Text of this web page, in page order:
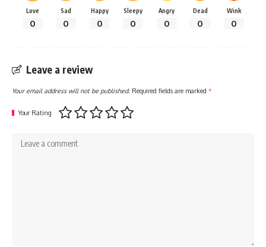
Love
0
Sad
0
Happy
0
Sleepy
0
Angry
0
Dead
0
Wink
0
Leave a review
Your email address will not be published. Required fields are marked *
Your Rating